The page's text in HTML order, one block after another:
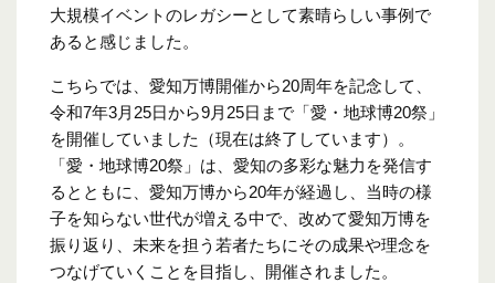
大規模イベントのレガシーとして素晴らしい事例で
あると感じました。
こちらでは、愛知万博開催から20周年を記念して、
令和7年3月25日から9月25日まで「愛・地球博20祭」
を開催していました（現在は終了しています）。
「愛・地球博20祭」は、愛知の多彩な魅力を発信す
るとともに、愛知万博から20年が経過し、当時の様
子を知らない世代が増える中で、改めて愛知万博を
振り返り、未来を担う若者たちにその成果や理念を
つなげていくことを目指し、開催されました。